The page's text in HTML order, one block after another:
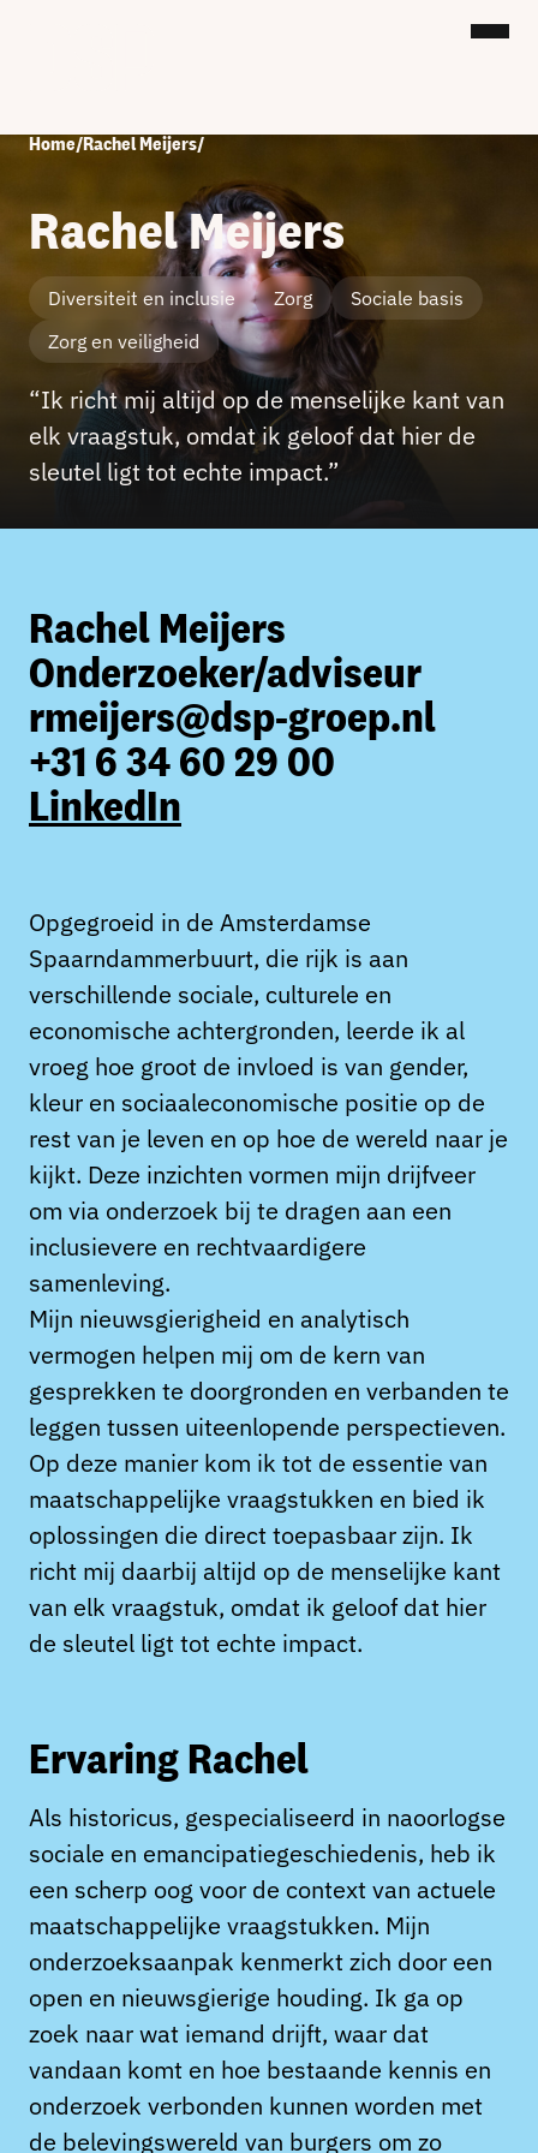
Home/Rachel Meijers/
Rachel Meijers
Diversiteit en inclusie Zorg
Sociale basis
Zorg en veiligheid
“Ik richt mij altijd op de menselijke kant van
elk vraagstuk, omdat ik geloof dat hier de
sleutel ligt tot echte impact.”
Rachel Meijers
Onderzoeker/adviseur
rmeijers@dsp-groep.nl
+31 6 34 60 29 00
LinkedIn
Opgegroeid in de Amsterdamse
Spaarndammerbuurt, die rijk is aan
verschillende sociale, culturele en
economische achtergronden, leerde ik al
vroeg hoe groot de invloed is van gender,
kleur en sociaaleconomische positie op de
rest van je leven en op hoe de wereld naar je
kijkt. Deze inzichten vormen mijn drijfveer
om via onderzoek bij te dragen aan een
inclusievere en rechtvaardigere
samenleving.
Mijn nieuwsgierigheid en analytisch
vermogen helpen mij om de kern van
gesprekken te doorgronden en verbanden te
leggen tussen uiteenlopende perspectieven.
Op deze manier kom ik tot de essentie van
maatschappelijke vraagstukken en bied ik
oplossingen die direct toepasbaar zijn. Ik
richt mij daarbij altijd op de menselijke kant
van elk vraagstuk, omdat ik geloof dat hier
de sleutel ligt tot echte impact.
Ervaring Rachel
Als historicus, gespecialiseerd in naoorlogse
sociale en emancipatiegeschiedenis, heb ik
een scherp oog voor de context van actuele
maatschappelijke vraagstukken. Mijn
onderzoeksaanpak kenmerkt zich door een
open en nieuwsgierige houding. Ik ga op
zoek naar wat iemand drijft, waar dat
vandaan komt en hoe bestaande kennis en
onderzoek verbonden kunnen worden met
de belevingswereld van burgers om zo